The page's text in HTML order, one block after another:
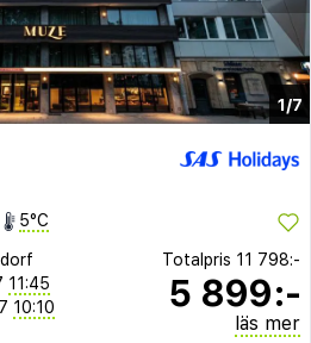
1/7
5°C
11:45
10:10
Totalpris 11 798:-
5 899:-
läs mer